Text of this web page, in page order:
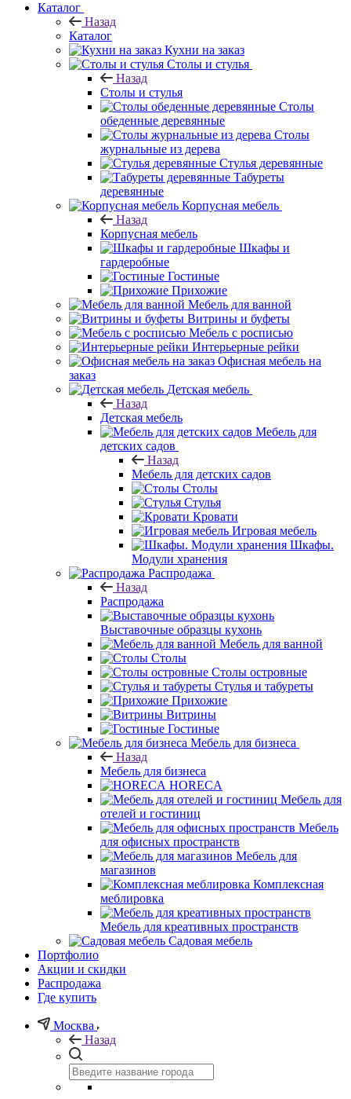
Каталог
Назад
Каталог
Кухни на заказ
Столы и стулья
Назад
Столы и стулья
Столы
обеденные деревянные
Столы
журнальные из дерева
Стулья деревянные
Табуреты
деревянные
Корпусная мебель
Назад
Корпусная мебель
Шкафы и
гардеробные
Гостиные
Прихожие
Мебель для ванной
Витрины и буфеты
Мебель с росписью
Интерьерные рейки
Офисная мебель на
заказ
Детская мебель
Назад
Детская мебель
Мебель для
детских садов
Назад
Мебель для детских садов
Столы
Стулья
Кровати
Игровая мебель
Шкафы.
Модули хранения
Распродажа
Назад
Распродажа
Выставочные образцы кухонь
Мебель для ванной
Столы
Столы островные
Стулья и табуреты
Прихожие
Витрины
Гостиные
Мебель для бизнеса
Назад
Мебель для бизнеса
HORECA
Мебель для
отелей и гостиниц
Мебель
для офисных пространств
Мебель для
магазинов
Комплексная
меблировка
Мебель для креативных пространств
Садовая мебель
Портфолио
Акции и скидки
Распродажа
Где купить
Москва
Назад